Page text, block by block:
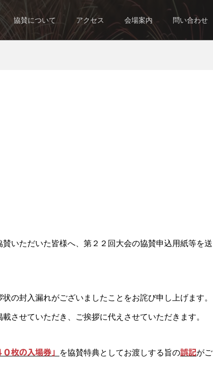
協賛について アクセス 会場案内 問い合わせ
いただいた皆様へ、第２２回大会の協賛申込用紙等を送
の封入漏れがございましたことをお詫び申し上げます。
させていただき、ご挨拶に代えさせていただきます。
枚の入場券」 を協賛特典としてお渡しする旨の誤記がご